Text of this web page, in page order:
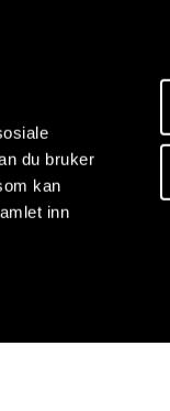
du bruker
kan
inn